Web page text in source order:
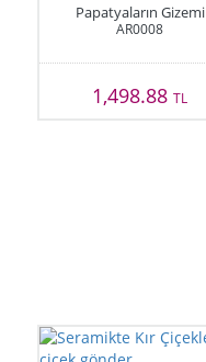
Papatyaların Gizemi
AR0008
1,498.88TL